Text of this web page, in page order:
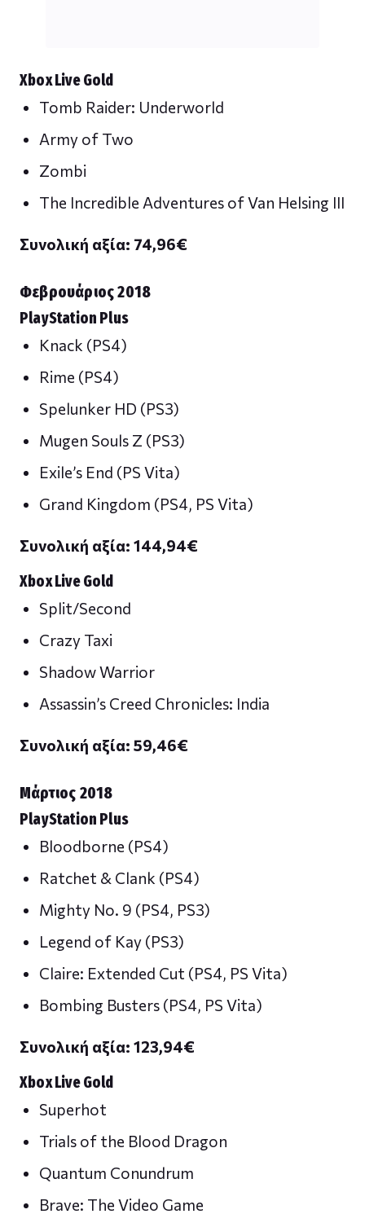
Χbox Live Gold
Tomb Raider: Underworld
Army of Two
Zombi
The Incredible Adventures of Van Helsing III
Συνολική αξία: 74,96€
Φεβρουάριος 2018
PlayStation Plus
Knack (PS4)
Rime (PS4)
Spelunker HD (PS3)
Mugen Souls Z (PS3)
Exile’s End (PS Vita)
Grand Kingdom (PS4, PS Vita)
Συνολική αξία: 144,94€
Xbox Live Gold
Split/Second
Crazy Taxi
Shadow Warrior
Assassin’s Creed Chronicles: India
Συνολική αξία: 59,46€
Μάρτιος 2018
PlayStation Plus
Bloodborne (PS4)
Ratchet & Clank (PS4)
Mighty No. 9 (PS4, PS3)
Legend of Kay (PS3)
Claire: Extended Cut (PS4, PS Vita)
Bombing Busters (PS4, PS Vita)
Συνολική αξία: 123,94€
Xbox Live Gold
Superhot
Trials of the Blood Dragon
Quantum Conundrum
Brave: The Video Game